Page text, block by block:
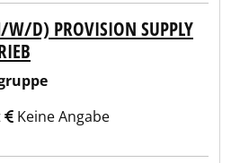
W/D) PROVISION SUPPLY
Keine Angabe